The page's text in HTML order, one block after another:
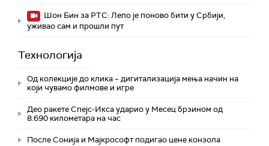
Шон Бин за РТС: Лепо је поново бити у Србији,
уживао сам и прошли пут
Технологијa
Од колекције до клика – дигитализација мења начин на
који чувамо филмове и игре
Део ракете Спејс-Икса ударио у Месец брзином од
8.690 километара на час
После Сонија и Мајкрософт подигао цене конзола